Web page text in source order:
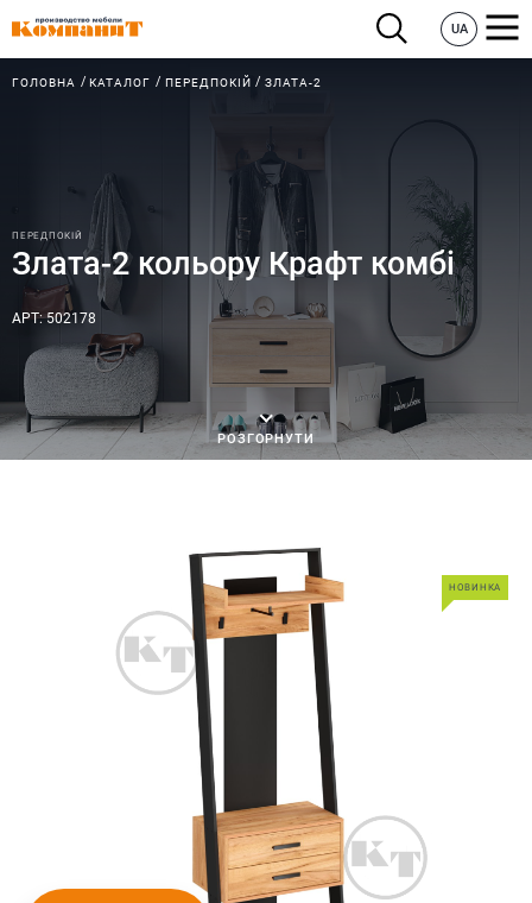
UA
ГОЛОВНА КАТАЛОГ ПЕРЕДПОКІЙ ЗЛАТА-2
ПЕРЕДПОКІЙ
Злата-2 кольору Крафт комбі
АРТ: 502178
РОЗГОРНУТИ
НОВИНКА